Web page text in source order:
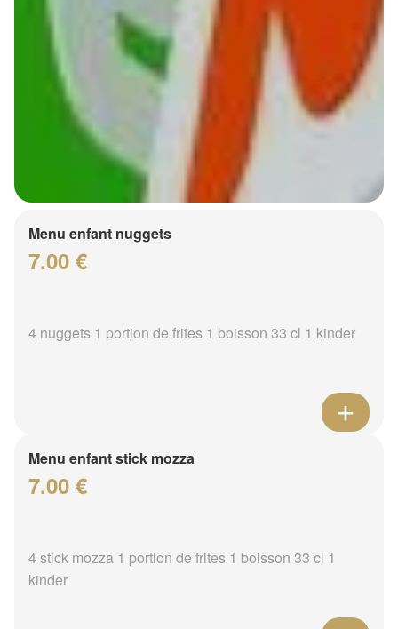
Menu enfant nuggets
7.00 €
4 nuggets 1 portion de frites 1 boisson 33 cl 1 kinder
Menu enfant stick mozza
7.00 €
4 stick mozza 1 portion de frites 1 boisson 33 cl 1
kinder